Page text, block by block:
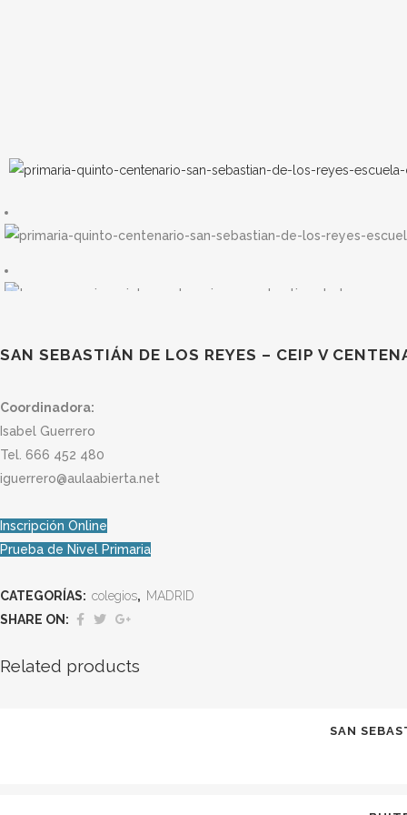
SAN SEBASTIÁN DE LOS REYES – CEIP V
Coordinadora:
Isabel Guerrero
Tel. 666 452 480
iguerrero@aulaabierta.net
Inscripción Online
Prueba de Nivel Primaria
CATEGORÍAS: colegios, MADRID
SHARE ON:
Related products
SAN